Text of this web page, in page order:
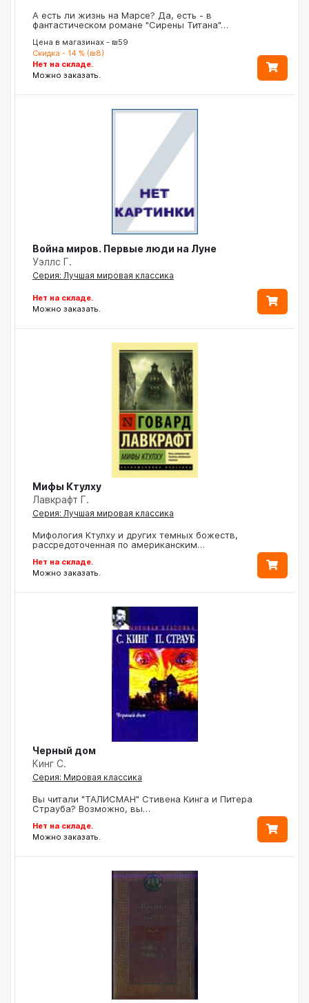
А есть ли жизнь на Марсе? Да, есть - в
фантастическом романе "Сирены Титана"…
Цена в магазинах - ₪59
Скидка - 14 % (₪8)
Нет на складе.
Можно заказать.
Война миров. Первые люди на Луне
Уэллс Г.
Серия: Лучшая мировая классика
Нет на складе.
Можно заказать.
Мифы Ктулху
Лавкрафт Г.
Серия: Лучшая мировая классика
Мифология Ктулху и других темных божеств,
рассредоточенная по американским…
Нет на складе.
Можно заказать.
Черный дом
Кинг С.
Серия: Мировая классика
Вы читали "ТАЛИСМАН" Стивена Кинга и Питера
Страуба? Возможно, вы…
Нет на складе.
Можно заказать.